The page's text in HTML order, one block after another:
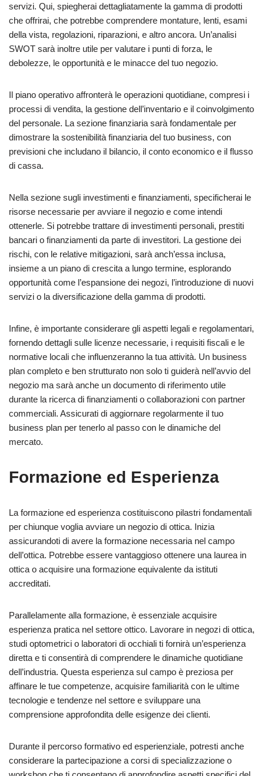
servizi. Qui, spiegherai dettagliatamente la gamma di prodotti
che offrirai, che potrebbe comprendere montature, lenti, esami
della vista, regolazioni, riparazioni, e altro ancora. Un’analisi
SWOT sarà inoltre utile per valutare i punti di forza, le
debolezze, le opportunità e le minacce del tuo negozio.
Il piano operativo affronterà le operazioni quotidiane, compresi i
processi di vendita, la gestione dell’inventario e il coinvolgimento
del personale. La sezione finanziaria sarà fondamentale per
dimostrare la sostenibilità finanziaria del tuo business, con
previsioni che includano il bilancio, il conto economico e il flusso
di cassa.
Nella sezione sugli investimenti e finanziamenti, specificherai le
risorse necessarie per avviare il negozio e come intendi
ottenerle. Si potrebbe trattare di investimenti personali, prestiti
bancari o finanziamenti da parte di investitori. La gestione dei
rischi, con le relative mitigazioni, sarà anch’essa inclusa,
insieme a un piano di crescita a lungo termine, esplorando
opportunità come l’espansione dei negozi, l’introduzione di nuovi
servizi o la diversificazione della gamma di prodotti.
Infine, è importante considerare gli aspetti legali e regolamentari,
fornendo dettagli sulle licenze necessarie, i requisiti fiscali e le
normative locali che influenzeranno la tua attività. Un business
plan completo e ben strutturato non solo ti guiderà nell’avvio del
negozio ma sarà anche un documento di riferimento utile
durante la ricerca di finanziamenti o collaborazioni con partner
commerciali. Assicurati di aggiornare regolarmente il tuo
business plan per tenerlo al passo con le dinamiche del
mercato.
Formazione ed Esperienza
La formazione ed esperienza costituiscono pilastri fondamentali
per chiunque voglia avviare un negozio di ottica. Inizia
assicurandoti di avere la formazione necessaria nel campo
dell’ottica. Potrebbe essere vantaggioso ottenere una laurea in
ottica o acquisire una formazione equivalente da istituti
accreditati.
Parallelamente alla formazione, è essenziale acquisire
esperienza pratica nel settore ottico. Lavorare in negozi di ottica,
studi optometrici o laboratori di occhiali ti fornirà un’esperienza
diretta e ti consentirà di comprendere le dinamiche quotidiane
dell’industria. Questa esperienza sul campo è preziosa per
affinare le tue competenze, acquisire familiarità con le ultime
tecnologie e tendenze nel settore e sviluppare una
comprensione approfondita delle esigenze dei clienti.
Durante il percorso formativo ed esperienziale, potresti anche
considerare la partecipazione a corsi di specializzazione o